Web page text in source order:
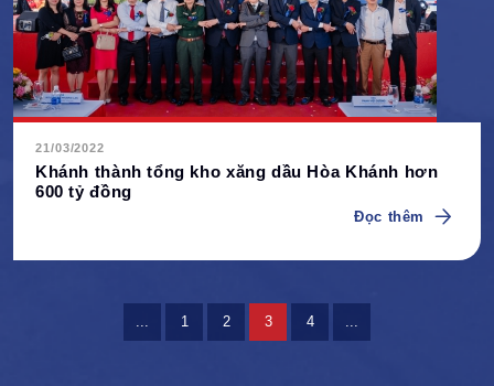
21/03/2022
Khánh thành tổng kho xăng dầu Hòa Khánh hơn
600 tỷ đồng
Đọc thêm
... 1 2 3 4 ...